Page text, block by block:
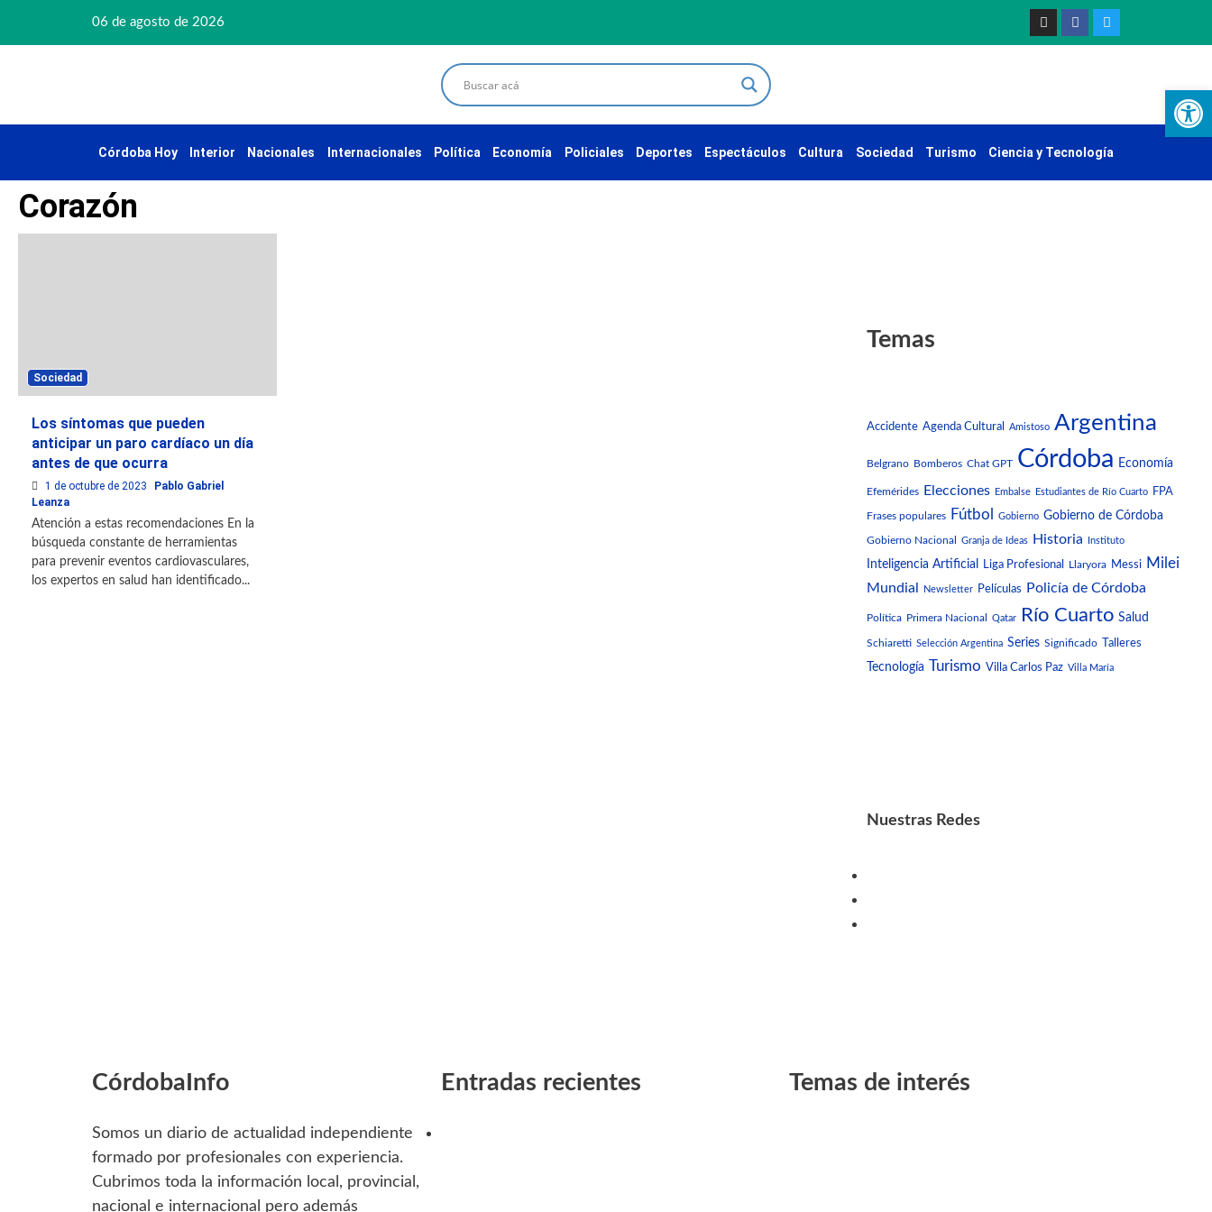
06 de agosto de 2026
Córdoba Hoy Interior Nacionales Internacionales Política Economía Policiales Deportes Espectáculos Cultura Sociedad Turismo Ciencia y Tecnología
Corazón
Sociedad
Los síntomas que pueden
anticipar un paro cardíaco un día
antes de que ocurra
1 de octubre de 2023
Pablo Gabriel
Leanza
Atención a estas recomendaciones En la
búsqueda constante de herramientas
para prevenir eventos cardiovasculares,
los expertos en salud han identificado...
Temas
Accidente Agenda Cultural Amistoso Argentina
Belgrano Bomberos Chat GPT Córdoba Economía
Efemérides Elecciones Embalse Estudiantes de Río Cuarto FPA
Frases populares Fútbol Gobierno Gobierno de Córdoba
Gobierno Nacional Granja de Ideas Historia Instituto
Inteligencia Artificial Liga Profesional Llaryora Messi Milei
Mundial Newsletter Películas Policía de Córdoba
Política Primera Nacional Qatar Río Cuarto Salud
Schiaretti Selección Argentina Series Significado Talleres
Tecnología Turismo Villa Carlos Paz Villa María
Nuestras Redes
CórdobaInfo
Somos un diario de actualidad independiente
formado por profesionales con experiencia.
Cubrimos toda la información local, provincial,
nacional e internacional pero además
Entradas recientes Temas de interés